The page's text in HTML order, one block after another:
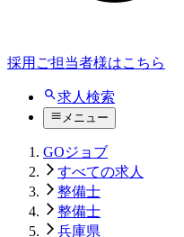
採用ご担当者様はこちら
求人検索
メニュー
GOジョブ
すべての求人
整備士
整備士
兵庫県